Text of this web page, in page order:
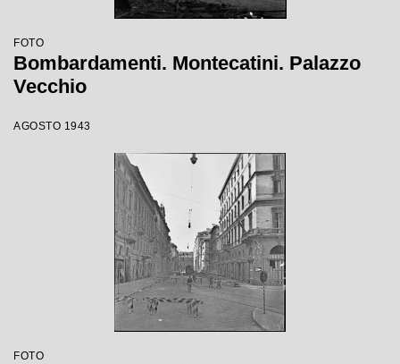
FOTO
Bombardamenti. Montecatini. Palazzo
Vecchio
AGOSTO 1943
FOTO